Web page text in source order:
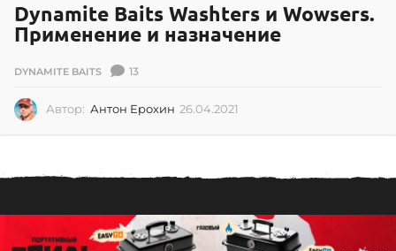
Dynamite Baits Washters и Wowsers.
Применение и назначение
DYNAMITE BAITS 13
Автор: Антон Ерохин 26.04.2021
4
0
2